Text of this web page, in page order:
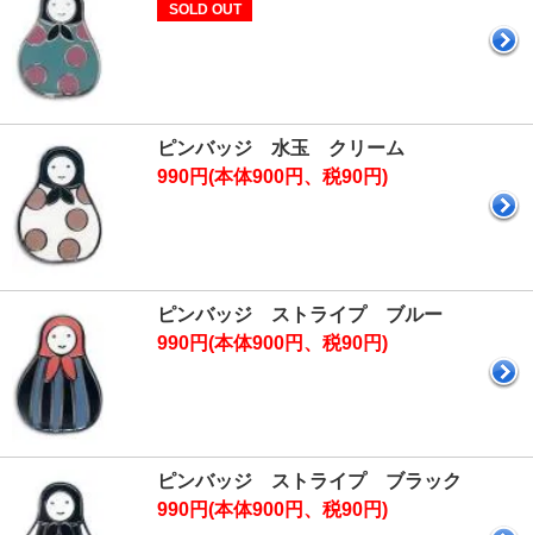
SOLD OUT
ピンバッジ 水玉 クリーム
990円(本体900円、税90円)
ピンバッジ ストライプ ブルー
990円(本体900円、税90円)
ピンバッジ ストライプ ブラック
990円(本体900円、税90円)